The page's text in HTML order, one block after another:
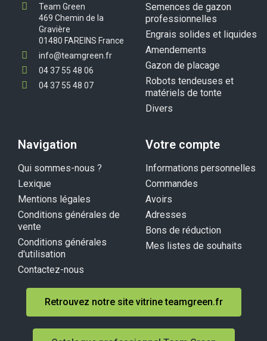
Team Green
469 Chemin de la
Gravière
01480 FAREINS France
info@teamgreen.fr
04 37 55 48 06
04 37 55 48 07
Semences de gazon
professionnelles
Engrais solides et liquides
Amendements
Gazon de placage
Robots tendeuses et
matériels de tonte
Divers
Navigation
Qui sommes-nous ?
Lexique
Mentions légales
Conditions générales de
vente
Conditions générales
d'utilisation
Contactez-nous
Votre compte
Informations personnelles
Commandes
Avoirs
Adresses
Bons de réduction
Mes listes de souhaits
Retrouvez notre site vitrine teamgreen.fr